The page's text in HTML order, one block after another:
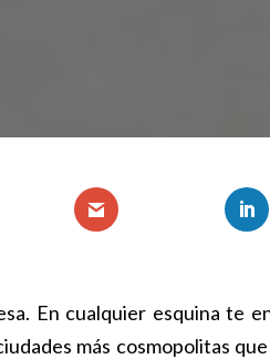
En cualquier esquina te
más cosmopolitas